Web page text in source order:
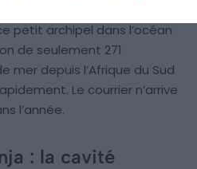
petit archipel dans l’océan
de seulement 271
mer depuis l’Afrique du Sud
Le courrier n’arrive
l’année.
: la cavité